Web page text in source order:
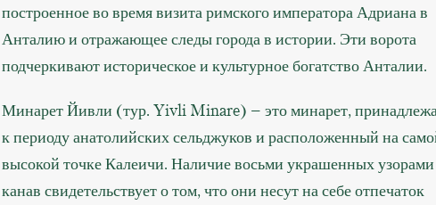
построенное во время визита римского императора Адриана в
Анталию и отражающее следы города в истории. Эти ворота
подчеркивают историческое и культурное богатство Анталии.
Минарет Йивли (тур. Yivli Minare) – это минарет,
к периоду анатолийских сельджуков и расположенный на
высокой точке Калеичи. Наличие восьми украшенных узорами
канав свидетельствует о том, что они несут на себе отпечаток